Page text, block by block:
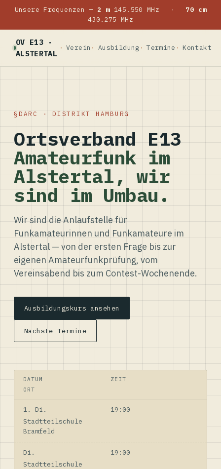
Unsere Frequenzen — 2 m145.550 MHz ·
70 cm
430.275 MHz
OV E13 ·
ALSTERTAL
Verein Ausbildung Termine Kontakt
DARC · DISTRIKT HAMBURG
Ortsverband E13
Amateurfunk im
Alstertal, wir
sind im Umbau.
Wir sind die Anlaufstelle für
Funkamateurinnen und Funkamateure im
Alstertal — von der ersten Frage bis zur
eigenen Amateurfunkprüfung, vom
Vereinsabend bis zum Contest-Wochenende.
Ausbildungskurs ansehen
Nächste Termine
DATUM
ZEIT
ORT
1. Di.
19:00
Stadtteilschule
Bramfeld
Di.
19:00
Stadtteilschule